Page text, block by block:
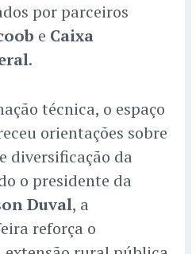
por parceiros
e Caixa
.
técnica, o espaço
orientações sobre
diversificação da
o presidente da
Duval, a
reforça o